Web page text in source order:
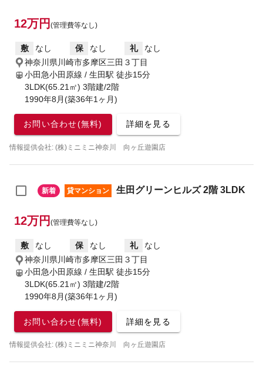
12万円 (管理費等なし)
敷 なし 保 なし 礼
なし
神奈川県川崎市多摩区三田３丁目
小田急小田原線 / 生田駅 徒歩15分
3LDK(65.21㎡) 3階建/2階
1990年8月(築36年1ヶ月)
お問い合わせ(無料) 詳細を見る
情報提供会社: (株)ミニミニ神奈川 向ヶ丘遊園店
新着 貸マンション 生田グリーンヒルズ 2階 3LDK
12万円 (管理費等なし)
敷 なし 保 なし 礼
なし
神奈川県川崎市多摩区三田３丁目
小田急小田原線 / 生田駅 徒歩15分
3LDK(65.21㎡) 3階建/2階
1990年8月(築36年1ヶ月)
お問い合わせ(無料) 詳細を見る
情報提供会社: (株)ミニミニ神奈川 向ヶ丘遊園店